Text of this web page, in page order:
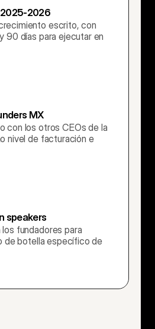
2025-2026
escrito, con
90 días para ejecutar en
MX
con los otros CEOs de la
nivel de facturación e
speakers
fundadores para
de botella específico de